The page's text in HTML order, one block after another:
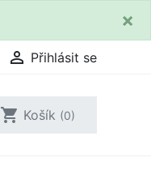
×
 Přihlásit se
shopping_cart Košík (0)